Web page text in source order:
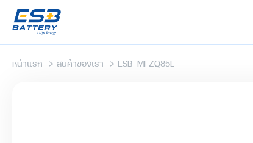
หน้าแรก > สินค้าของเรา > ESB-MFZQ85L